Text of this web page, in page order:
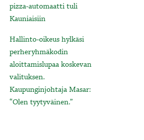
pizza-automaatti tuli
Kauniaisiin
Hallinto-oikeus hylkäsi
perheryhmäkodin
aloittamislupaa koskevan
valituksen.
Kaupunginjohtaja Masar:
“Olen tyytyväinen.”